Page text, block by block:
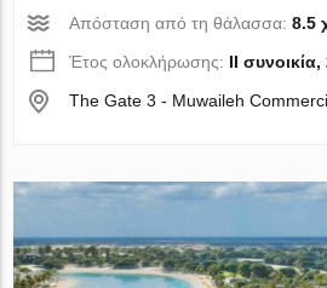
Απόσταση από τη θάλασσα:8.5
Έτος ολοκλήρωσης: II
The Gate 3 - Muwaileh